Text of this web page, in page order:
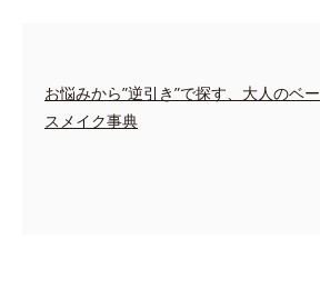
お悩みから”逆引き”で探す、大人のベー
スメイク事典